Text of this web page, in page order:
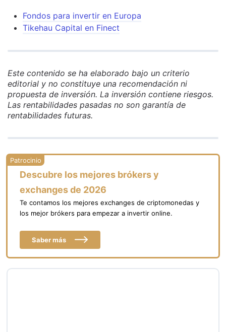
Fondos para invertir en Europa
Tikehau Capital en Finect
Este contenido se ha elaborado bajo un criterio
editorial y no constituye una recomendación ni
propuesta de inversión. La inversión contiene riesgos.
Las rentabilidades pasadas no son garantía de
rentabilidades futuras.
Descubre los mejores brókers y
exchanges de 2026
Te contamos los mejores exchanges de criptomonedas y
los mejor brókers para empezar a invertir online.
Saber más